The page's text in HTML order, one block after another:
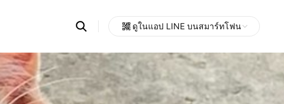
Search
OpenChats
messages
search
area
ดูในแอป LINE บนสมาร์ทโฟน